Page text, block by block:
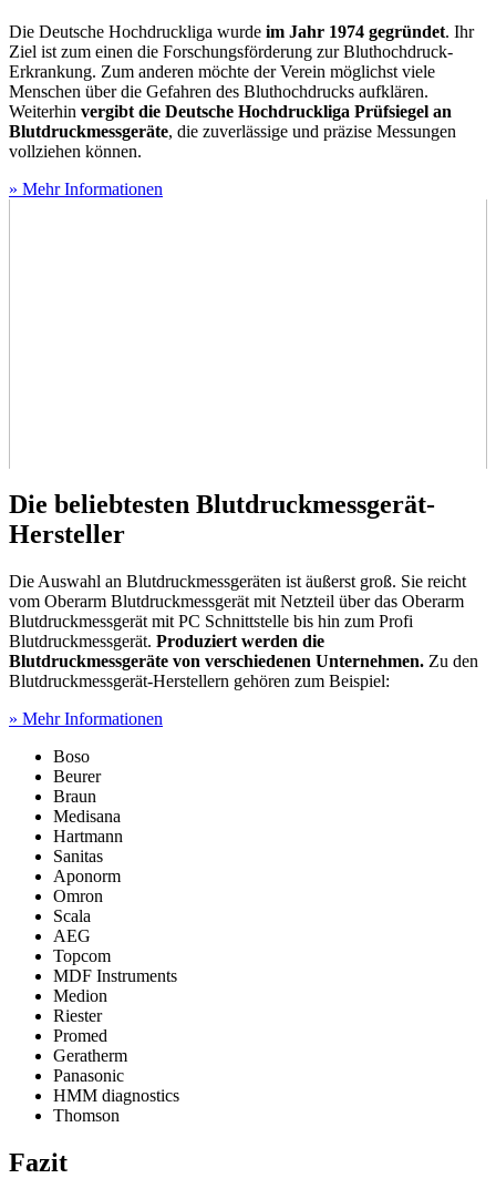
Die Deutsche Hochdruckliga wurde im Jahr 1974 gegründet. Ihr
Ziel ist zum einen die Forschungsförderung zur Bluthochdruck-
Erkrankung. Zum anderen möchte der Verein möglichst viele
Menschen über die Gefahren des Bluthochdrucks aufklären.
Weiterhin vergibt die Deutsche Hochdruckliga Prüfsiegel an
Blutdruckmessgeräte, die zuverlässige und präzise Messungen
vollziehen können.
» Mehr Informationen
Die beliebtesten Blutdruckmessgerät-
Hersteller
Die Auswahl an Blutdruckmessgeräten ist äußerst groß. Sie reicht
vom Oberarm Blutdruckmessgerät mit Netzteil über das Oberarm
Blutdruckmessgerät mit PC Schnittstelle bis hin zum Profi
Blutdruckmessgerät. Produziert werden die
Blutdruckmessgeräte von verschiedenen Unternehmen. Zu den
Blutdruckmessgerät-Herstellern gehören zum Beispiel:
» Mehr Informationen
Boso
Beurer
Braun
Medisana
Hartmann
Sanitas
Aponorm
Omron
Scala
AEG
Topcom
MDF Instruments
Medion
Riester
Promed
Geratherm
Panasonic
HMM diagnostics
Thomson
Fazit